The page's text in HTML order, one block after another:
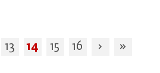
13 14 15 16 › »